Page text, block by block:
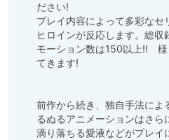
ださい!
プレイ内容によって多彩なセ
ヒロインが反応します。総
モーション数は150以上!!　
てきます!
前作から続き、独自手法によ
るぬるアニメーションはさら
滴り落ちる愛液などがプレイ